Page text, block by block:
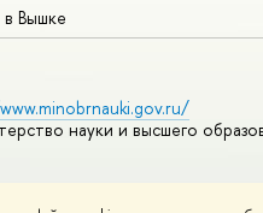
в Вышке
науки и высшего